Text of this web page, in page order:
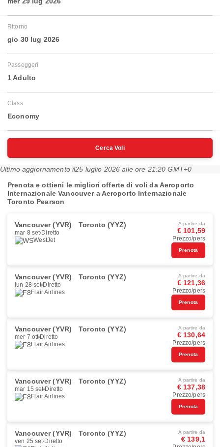
Ritorno
gio 30 lug 2026
Passeggeri
1 Adulto
Class
Economy
Cerca Voli
Ultimo aggiornamento il25 luglio 2026 alle ore 21:20 GMT+0
Prenota e ottieni le migliori offerte di voli da Aeroporto
Internazionale Vancouver a Aeroporto Internazionale
Toronto Pearson
Vancouver (YVR) Toronto (YYZ)
mar 8 set Diretto
WestJet
A partire da
€ 101,59
Prezzo/pers
Prenota
Vancouver (YVR) Toronto (YYZ)
lun 28 set Diretto
Flair Airlines
A partire da
€ 121,36
Prezzo/pers
Prenota
Vancouver (YVR) Toronto (YYZ)
mer 7 ott Diretto
Flair Airlines
A partire da
€ 130,64
Prezzo/pers
Prenota
Vancouver (YVR) Toronto (YYZ)
mar 15 set Diretto
Flair Airlines
A partire da
€ 137,38
Prezzo/pers
Prenota
Vancouver (YVR) Toronto (YYZ)
ven 25 set Diretto
A partire da
€ 139,1